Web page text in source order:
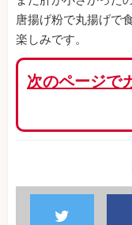
唐揚げ粉で丸揚げで
楽しみです。
次のページで